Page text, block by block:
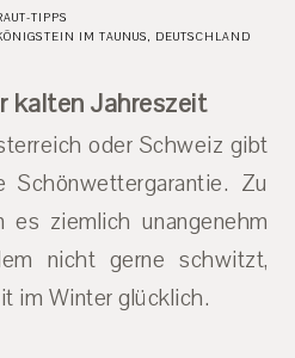
TIPPS
IM TAUNUS, DEUTSCHLAND
kalten Jahreszeit
oder Schweiz gibt
Zu
es ziemlich unangenehm
nicht gerne schwitzt,
im Winter glücklich.